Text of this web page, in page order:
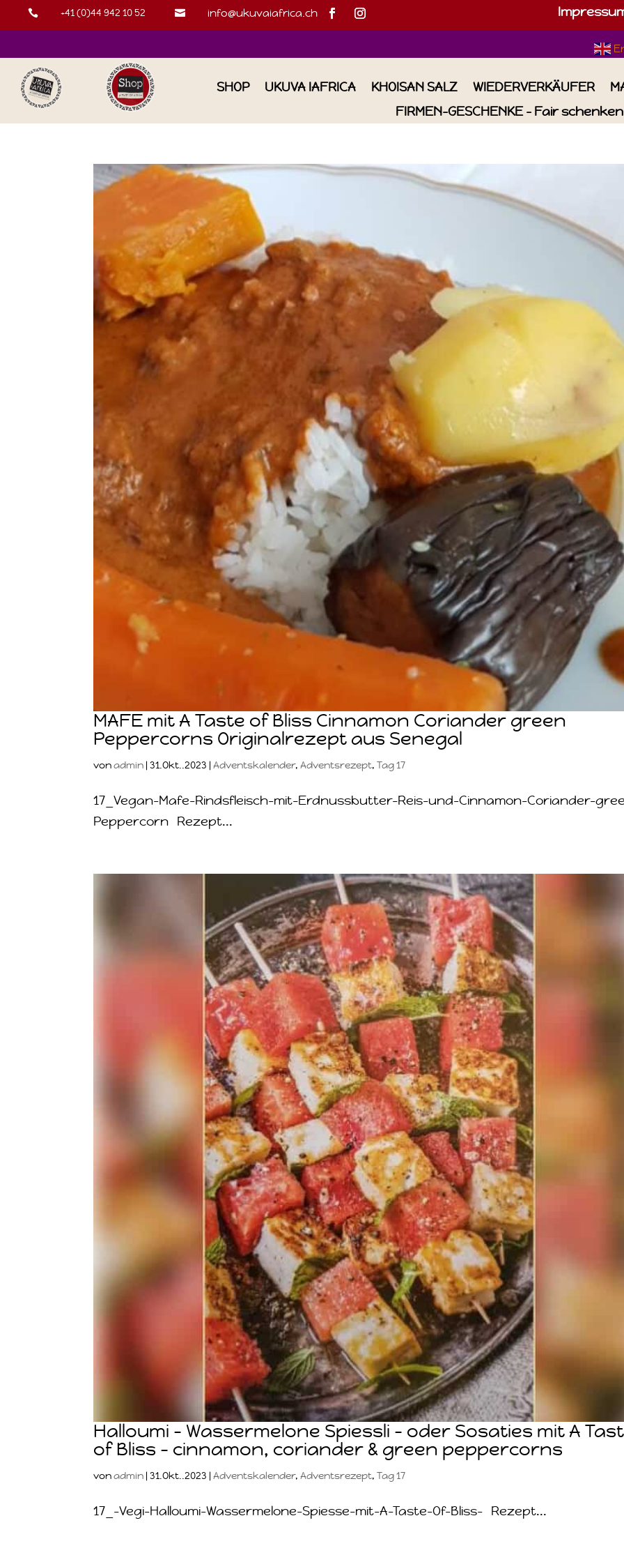
 +41 (0)44 942 10 52  info@ukuvaiafrica.ch
SHOP UKUVA IAFRICA KHOISAN SALZ WIEDERVERKÄUFER
FIRMEN-GESCHENKE – Fair
MAFE mit A Taste of Bliss Cinnamon Coriander green
Peppercorns Originalrezept aus Senegal
vonadmin |31.Okt..2023 |Adventskalender,Adventsrezept,Tag 17
17_Vegan-Mafe-Rindsfleisch-mit-Erdnussbutter-Reis-und-Cinnamon-Coriander-
Peppercorn Rezept...
Halloumi – Wassermelone Spiessli – oder Sosaties mit A
of Bliss – cinnamon, coriander & green peppercorns
vonadmin |31.Okt..2023 |Adventskalender,Adventsrezept,Tag 17
17_-Vegi-Halloumi-Wassermelone-Spiesse-mit-A-Taste-Of-Bliss- Rezept...